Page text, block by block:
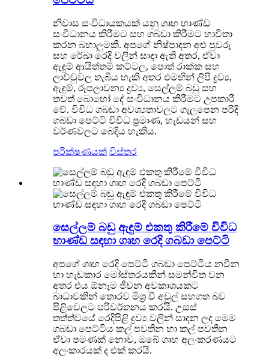
නිවාස සංවිධායකයක් යනු ගෘහ භාණ්ඩ
සංවිධානය කිරීමට සහ ගබඩා කිරීමට භාවිතා
කරන බහාලුමකි. අපගේ නිෂ්පාදන අළු පුවරු
සහ රේඛා රෙදි වලින් සාදා ඇති අතර, ඒවා
ඇඳුම් ආයිත්තම් කට්ටල, පොත් රාක්ක සහ
ලාච්චුවල තැබිය හැකි අතර එමඟින් ලිපි ද්‍රව්‍ය,
ඇඳුම්, රූපලාවන්‍ය ද්‍රව්‍ය, සෙල්ලම් බඩු සහ
තවත් බොහෝ දේ සංවිධානය කිරීමට උපකාරී
වේ. විවිධ ගබඩා අවශ්‍යතාවලට ගැලපෙන පරිදි
ගබඩා පෙට්ටි විවිධ ප්‍රමාණ, හැඩයන් සහ
වර්ණවලට බෙදිය හැකිය.
පරීක්ෂණයක් විස්තර
සෙල්ලම් බඩු ඇඳුම් එකතු කිරීමේ විවිධ
භාණ්ඩ සඳහා ගෘහ රෙදි ගබඩා පෙට්ටි
අපගේ ගෘහ රෙදි පෙට්ටි ගබඩා පෙට්ටිය නවීන
හා හැඩකාර මෝස්තරයකින් සමන්විත වන
අතර එය ඕනෑම ජීවන අවකාශයකට
බාධාවකින් තොරව මිශ්‍ර වී අවුල් සහගත බව
පිළිවෙලට පරිවර්තනය කරයි. උසස්
තත්ත්වයේ රෙදිපිළි ද්‍රව්‍ය වලින් සාදන ලද මෙම
ගබඩා පෙට්ටිය කල් පවතින හා කල් පවතින
ඒවා පමණක් නොව, ඔබේ ගෘහ අලංකරණයට
අලංකාරයක් ද එක් කරයි.